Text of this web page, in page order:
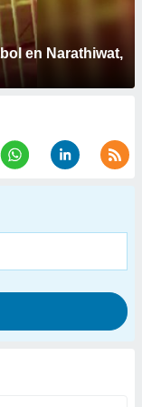
en Narathiwat,